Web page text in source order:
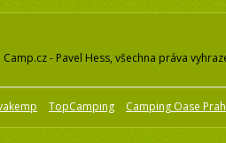
- Pavel Hess, všechna práva
TopCamping Camping Oase